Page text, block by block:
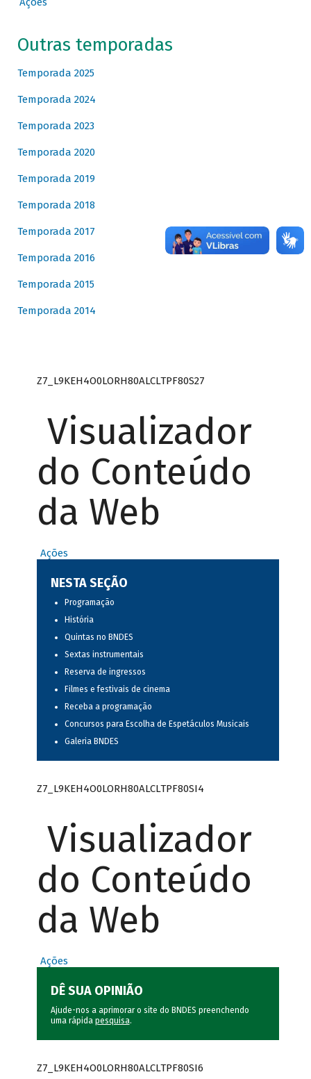
Outras temporadas
Temporada 2025
Temporada 2024
Temporada 2023
Temporada 2020
Temporada 2019
Temporada 2018
Temporada 2017
Temporada 2016
Temporada 2015
Temporada 2014
Z7_L9KEH4O0LORH80ALCLTPF80S27
Visualizador
do Conteúdo
da Web
Ações
NESTA SEÇÃO
Programação
História
Quintas no BNDES
Sextas instrumentais
Reserva de ingressos
Filmes e festivais de cinema
Receba a programação
Concursos para Escolha de Espetáculos Musicais
Galeria BNDES
Z7_L9KEH4O0LORH80ALCLTPF80SI4
Visualizador
do Conteúdo
da Web
Ações
DÊ SUA OPINIÃO
Ajude-nos a aprimorar o site do BNDES preenchendo
uma rápida pesquisa.
Z7_L9KEH4O0LORH80ALCLTPF80SI6